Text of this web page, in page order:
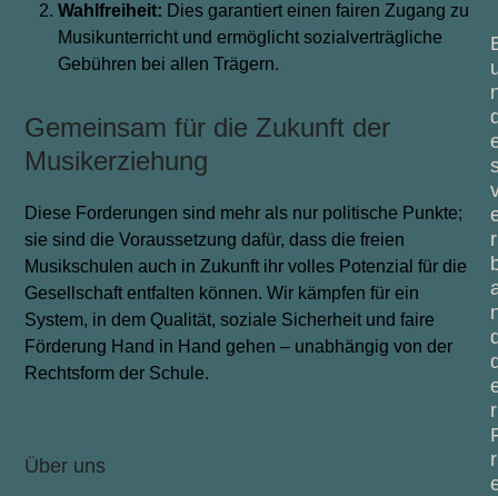
Wahlfreiheit: Dies garantiert einen fairen Zugang zu
Musikunterricht und ermöglicht sozialverträgliche
Gebühren bei allen Trägern.
Gemeinsam für die Zukunft der
Musikerziehung
Diese Forderungen sind mehr als nur politische Punkte;
sie sind die Voraussetzung dafür, dass die freien
Musikschulen auch in Zukunft ihr volles Potenzial für die
Gesellschaft entfalten können. Wir kämpfen für ein
System, in dem Qualität, soziale Sicherheit und faire
Förderung Hand in Hand gehen – unabhängig von der
Rechtsform der Schule.
Über uns
r
r
r